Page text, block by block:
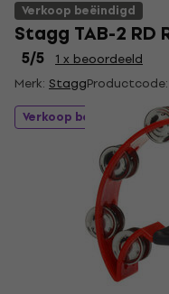
Verkoop beëindigd
Stagg TAB-2
5/5
1 x beoordeeld
Merk: StaggProductcode:
Verkoop beëindigd